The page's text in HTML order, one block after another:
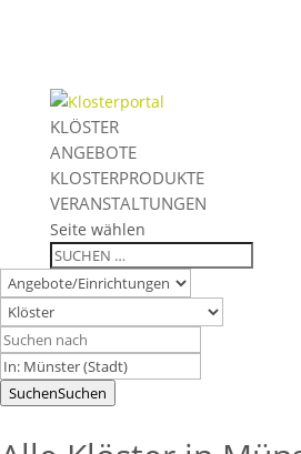
KLÖSTER
ANGEBOTE
KLOSTERPRODUKTE
VERANSTALTUNGEN
Seite wählen
SuchenSuchen